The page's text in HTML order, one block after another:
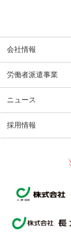
会社情報
労働者派遣事業
ニュース
採用情報